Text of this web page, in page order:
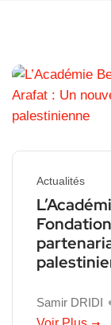
Actualités
Samir DRIDI